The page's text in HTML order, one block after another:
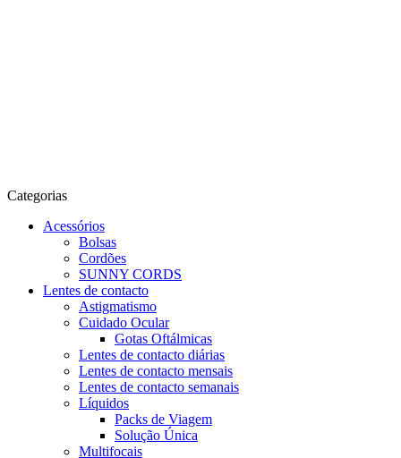
Categorias
Acessórios
Bolsas
Cordões
SUNNY CORDS
Lentes de contacto
Astigmatismo
Cuidado Ocular
Gotas Oftálmicas
Lentes de contacto diárias
Lentes de contacto mensais
Lentes de contacto semanais
Líquidos
Packs de Viagem
Solução Única
Multifocais